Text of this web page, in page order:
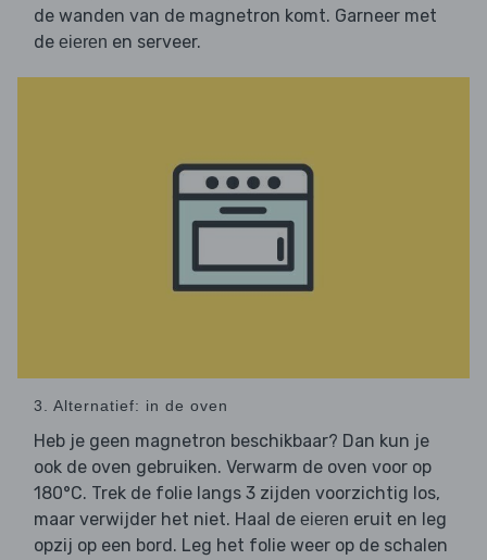
de wanden van de magnetron komt. Garneer met
de eieren en serveer.
3. Alternatief: in de oven
Heb je geen magnetron beschikbaar? Dan kun je
ook de oven gebruiken. Verwarm de oven voor op
180°C. Trek de folie langs 3 zijden voorzichtig los,
maar verwijder het niet. Haal de eieren eruit en leg
opzij op een bord. Leg het folie weer op de schalen